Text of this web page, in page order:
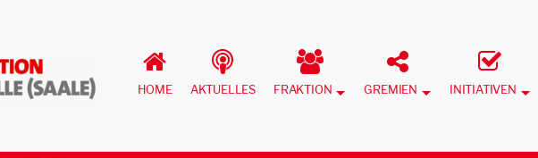
HOME AKTUELLES FRAKTION GREMIEN INITIATIVEN